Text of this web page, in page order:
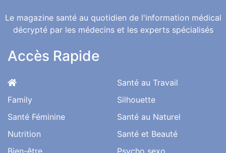
Le magazine santé au quotidien de l'information médical
décrypté par les médecins et les experts spécialisés
Accès Rapide
Family
Santé Féminine
Nutrition
Bien-être
Santé au Travail
Silhouette
Santé au Naturel
Santé et Beauté
Psycho sexo